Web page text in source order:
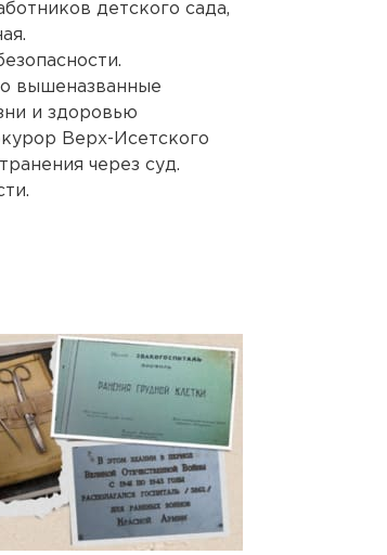
детского сада,
вышеназванные
и здоровью
Верх-Исетского
через суд.